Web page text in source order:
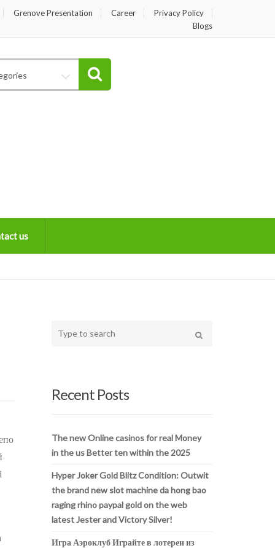
Grenove Presentation Career
Privacy Policy
Blogs
us
Recent Posts
The new Online casinos for real Money
in the us Better ten within the 2025
Hyper Joker Gold Blitz Condition: Outwit
the brand new slot machine da hong bao
raging rhino paypal gold on the web
latest Jester and Victory Silver!
Игра Аэроклуб Играйте в лотереи из